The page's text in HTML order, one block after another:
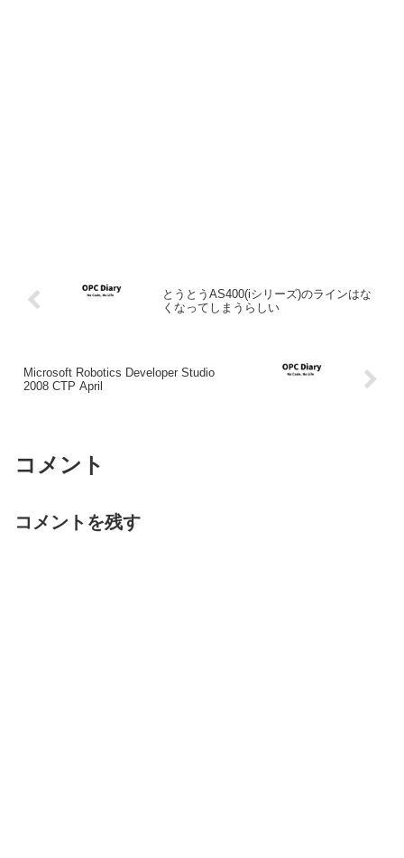
とうとうAS400(iシリーズ)のラインはな
くなってしまうらしい
Microsoft Robotics Developer Studio
2008 CTP April
コメント
コメントを残す